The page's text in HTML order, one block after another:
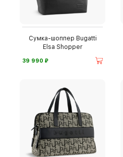
Сумка-шоппер Bugatti
Elsa Shopper
39 990 ⃏